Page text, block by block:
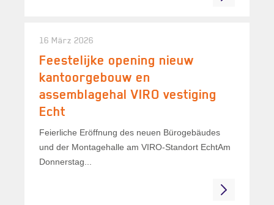
16 März 2026
Feestelijke opening nieuw
kantoorgebouw en
assemblagehal VIRO vestiging
Echt
Feierliche Eröffnung des neuen Bürogebäudes
und der Montagehalle am VIRO-Standort EchtAm
Donnerstag...